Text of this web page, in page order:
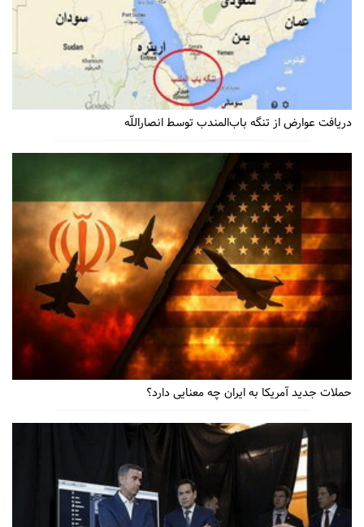
دریافت عوارض از تنگه باب‌المندب توسط انصاراللّه
حملات جدید آمریکا به ایران چه معنایی دارد؟